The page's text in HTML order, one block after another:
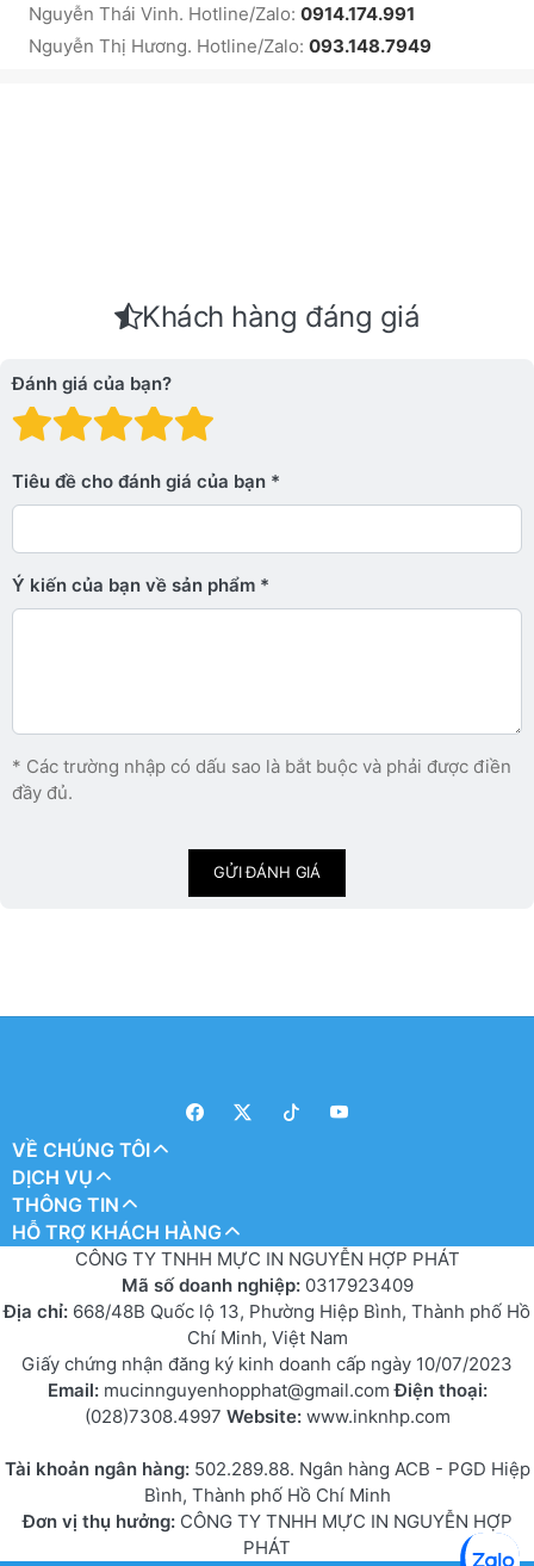
Nguyễn Thái Vinh. Hotline/Zalo: 0914.174.991
Nguyễn Thị Hương. Hotline/Zalo: 093.148.7949
Khách hàng đáng giá
Đánh giá của bạn?
Đánh giá: 4 trên 5
Đánh giá: 3 trên 5 sao.
Đánh giá: 2 trên 5 sao.
Đánh giá: 1 trên 5 sao. Xấu
Tiêu đề cho đánh giá của bạn
Ý kiến ​​của bạn về sản phẩm
* Các trường nhập có dấu sao là bắt buộc và phải được điền
đầy đủ.
GỬI ĐÁNH GIÁ
VỀ CHÚNG TÔI
DỊCH VỤ
THÔNG TIN
HỖ TRỢ KHÁCH HÀNG
CÔNG TY TNHH MỰC IN NGUYỄN HỢP PHÁT
Mã số doanh nghiệp: 0317923409
Địa chỉ: 668/48B Quốc lộ 13, Phường Hiệp Bình, Thành phố Hồ
Chí Minh, Việt Nam
Giấy chứng nhận đăng ký kinh doanh cấp ngày 10/07/2023
Email: mucinnguyenhopphat@gmail.comĐiện thoại:
(028)7308.4997 Website: www.inknhp.com
Tài khoản ngân hàng: 502.289.88. Ngân hàng ACB - PGD Hiệp
Bình, Thành phố Hồ Chí Minh
Đơn vị thụ hưởng:CÔNG TY TNHH MỰC IN NGUYỄN HỢP
PHÁT